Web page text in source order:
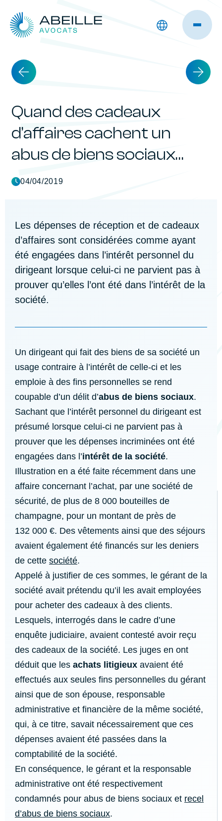
Quand des cadeaux
d’affaires cachent un
abus de biens sociaux…
04/04/2019
Les dépenses de réception et de cadeaux
d’affaires sont considérées comme ayant
été engagées dans l’intérêt personnel du
dirigeant lorsque celui-ci ne parvient pas à
prouver qu’elles l’ont été dans l’intérêt de la
société.
Un dirigeant qui fait des biens de sa société un
usage contraire à l’intérêt de celle-ci et les
emploie à des fins personnelles se rend
coupable d’un délit d’abus de biens sociaux.
Sachant que l’intérêt personnel du dirigeant est
présumé lorsque celui-ci ne parvient pas à
prouver que les dépenses incriminées ont été
engagées dans l’intérêt de la société.
Illustration en a été faite récemment dans une
affaire concernant l’achat, par une société de
sécurité, de plus de 8 000 bouteilles de
champagne, pour un montant de près de
132 000 €. Des vêtements ainsi que des séjours
avaient également été financés sur les deniers
de cette société.
Appelé à justifier de ces sommes, le gérant de la
société avait prétendu qu’il les avait employées
pour acheter des cadeaux à des clients.
Lesquels, interrogés dans le cadre d’une
enquête judiciaire, avaient contesté avoir reçu
des cadeaux de la société. Les juges en ont
déduit que les achats litigieux avaient été
effectués aux seules fins personnelles du gérant
ainsi que de son épouse, responsable
administrative et financière de la même société,
qui, à ce titre, savait nécessairement que ces
dépenses avaient été passées dans la
comptabilité de la société.
En conséquence, le gérant et la responsable
administrative ont été respectivement
condamnés pour abus de biens sociaux et recel
d’abus de biens sociaux.